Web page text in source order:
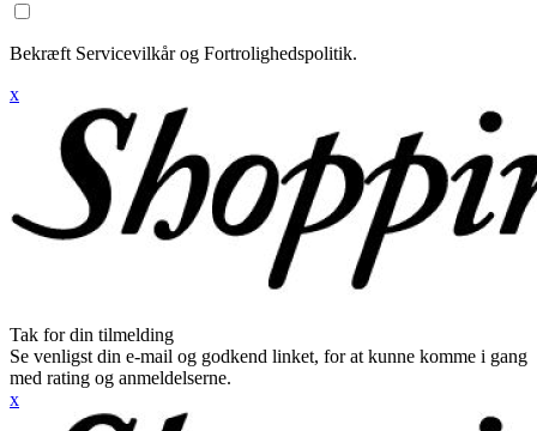
Bekræft Servicevilkår og Fortrolighedspolitik.
x
Tak for din tilmelding
Se venligst din e-mail og godkend linket, for at kunne komme i gang
med rating og anmeldelserne.
x